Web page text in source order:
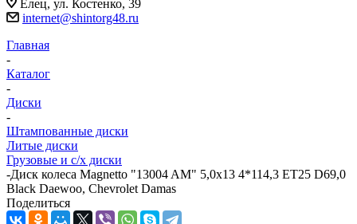
Елец, ул. Костенко, 39
internet@shintorg48.ru
Главная
-
Каталог
-
Диски
-
Штампованные диски
Литые диски
Грузовые и с/х диски
-Диск колеса Magnetto "13004 AM" 5,0x13 4*114,3 ET25 D69,0
Black Daewoo, Chevrolet Damas
Поделиться